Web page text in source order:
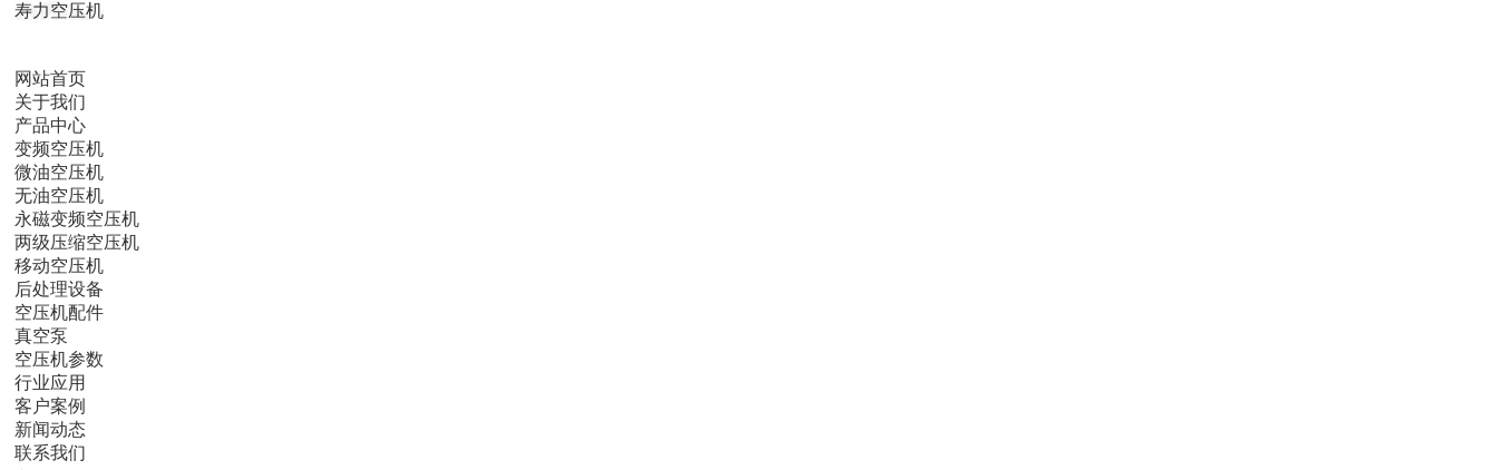
寿力空压机
网站首页
关于我们
产品中心
变频空压机
微油空压机
无油空压机
永磁变频空压机
两级压缩空压机
移动空压机
后处理设备
空压机配件
真空泵
空压机参数
行业应用
客户案例
新闻动态
联系我们